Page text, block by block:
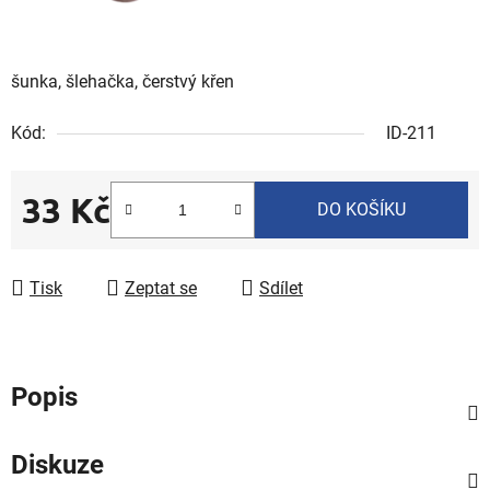
šunka, šlehačka, čerstvý křen
Kód: ID-211
33 Kč
Měrná cena:
DO KOŠÍKU
Tisk Zeptat se Sdílet
Popis
Diskuze